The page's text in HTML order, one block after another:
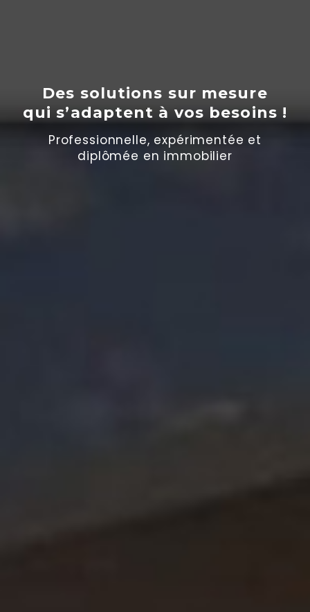
Des solutions sur mesure
qui s’adaptent à vos besoins !
Professionnelle, expérimentée et
diplômée en immobilier